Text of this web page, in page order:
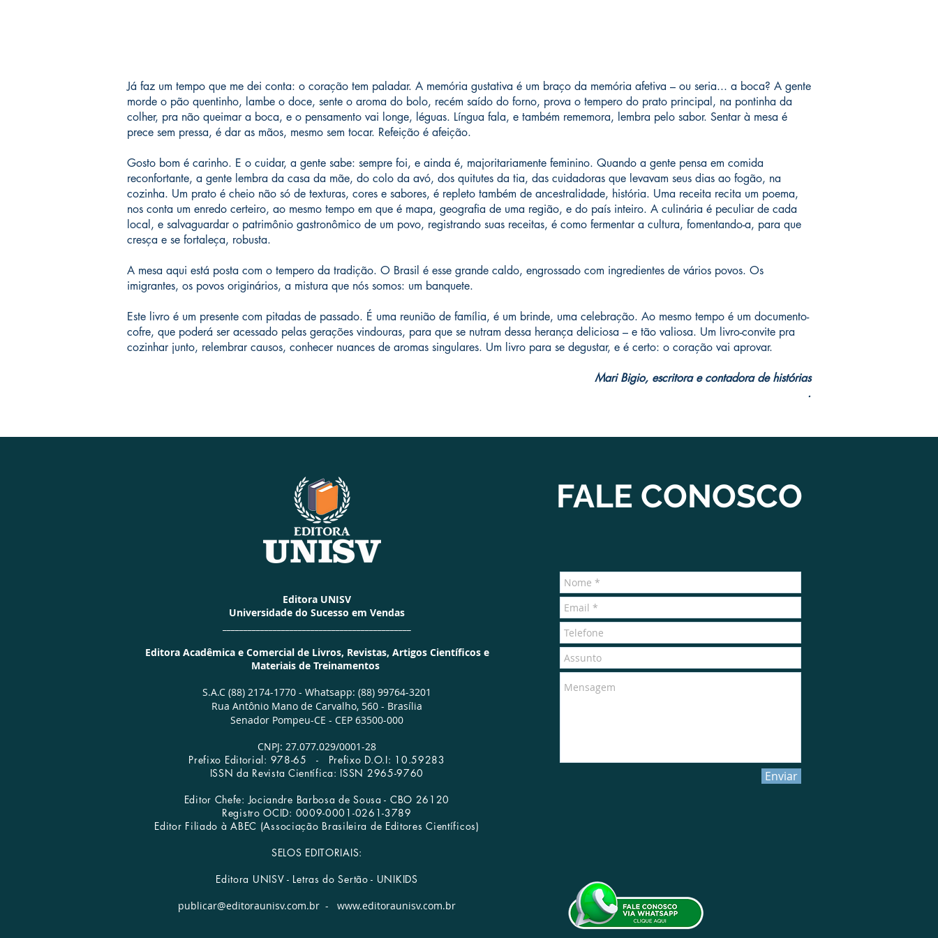
Já faz um tempo que me dei conta: o coração tem paladar. A memória gustativa é um braço da memória afetiva – ou seria... a boca? A gente
morde o pão quentinho, lambe o doce, sente o aroma do bolo, recém saído do forno, prova o tempero do prato principal, na pontinha da
colher, pra não queimar a boca, e o pensamento vai longe, léguas. Língua fala, e também rememora, lembra pelo sabor. Sentar à mesa é
prece sem pressa, é dar as mãos, mesmo sem tocar. Refeição é afeição.
Gosto bom é carinho. E o cuidar, a gente sabe: sempre foi, e ainda é, majoritariamente feminino. Quando a gente pensa em comida
reconfortante, a gente lembra da casa da mãe, do colo da avó, dos quitutes da tia, das cuidadoras que levavam seus dias ao fogão, na
cozinha. Um prato é cheio não só de texturas, cores e sabores, é repleto também de ancestralidade, história. Uma receita recita um poema,
nos conta um enredo certeiro, ao mesmo tempo em que é mapa, geografia de uma região, e do país inteiro. A culinária é peculiar de cada
local, e salvaguardar o patrimônio gastronômico de um povo, registrando suas receitas, é como fermentar a cultura, fomentando-a, para que
cresça e se fortaleça, robusta.
A mesa aqui está posta com o tempero da tradição. O Brasil é esse grande caldo, engrossado com ingredientes de vários povos. Os
imigrantes, os povos originários, a mistura que nós somos: um banquete.
Este livro é um presente com pitadas de passado. É uma reunião de família, é um brinde, uma celebração. Ao mesmo tempo é um documento-
cofre, que poderá ser acessado pelas gerações vindouras, para que se nutram dessa herança deliciosa – e tão valiosa. Um livro-convite pra
cozinhar junto, relembrar causos, conhecer nuances de aromas singulares. Um livro para se degustar, e é certo: o coração vai aprovar.
Mari Bigio, escritora e contadora de histórias
.
Editora UNISV | Publicar Livros Livraria
Editora UNISV
Universidade do Sucesso em Vendas
Editora Acadêmica e Comercial de Livros, Revistas, Artigos Científicos e
Materiais de Treinamentos
S.A.C (88) 2174-1770 - Whatsapp: (88) 99764-3201
Rua Antônio Mano de Carvalho, 560 - Brasília
Senador Pompeu-CE - CEP 63500-000
CNPJ: 27.077.029/0001­-28
Prefixo Editorial: 978-65 - Prefixo D.O.I: 10.59283
ISSN da Revista Científica: ISSN 2965-9760
Editor Chefe: Jociandre Barbosa de Sousa - CBO 26120
Registro OCID: 0009-0001-0261-3789
Editor Filiado à ABEC (Associação Brasileira de Editores Científicos)
SELOS EDITORIAIS:
Editora UNISV - Letras do Sertão - UNIKIDS
publicar@editoraunisv.com.br - www.editoraunisv.com.br
FALE CONOSCO
Enviar